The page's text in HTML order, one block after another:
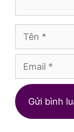
Trang
web